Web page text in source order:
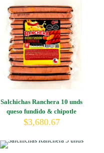
Salchichas Ranchera 10 unds
queso fundido & chipotle
$3,680.67